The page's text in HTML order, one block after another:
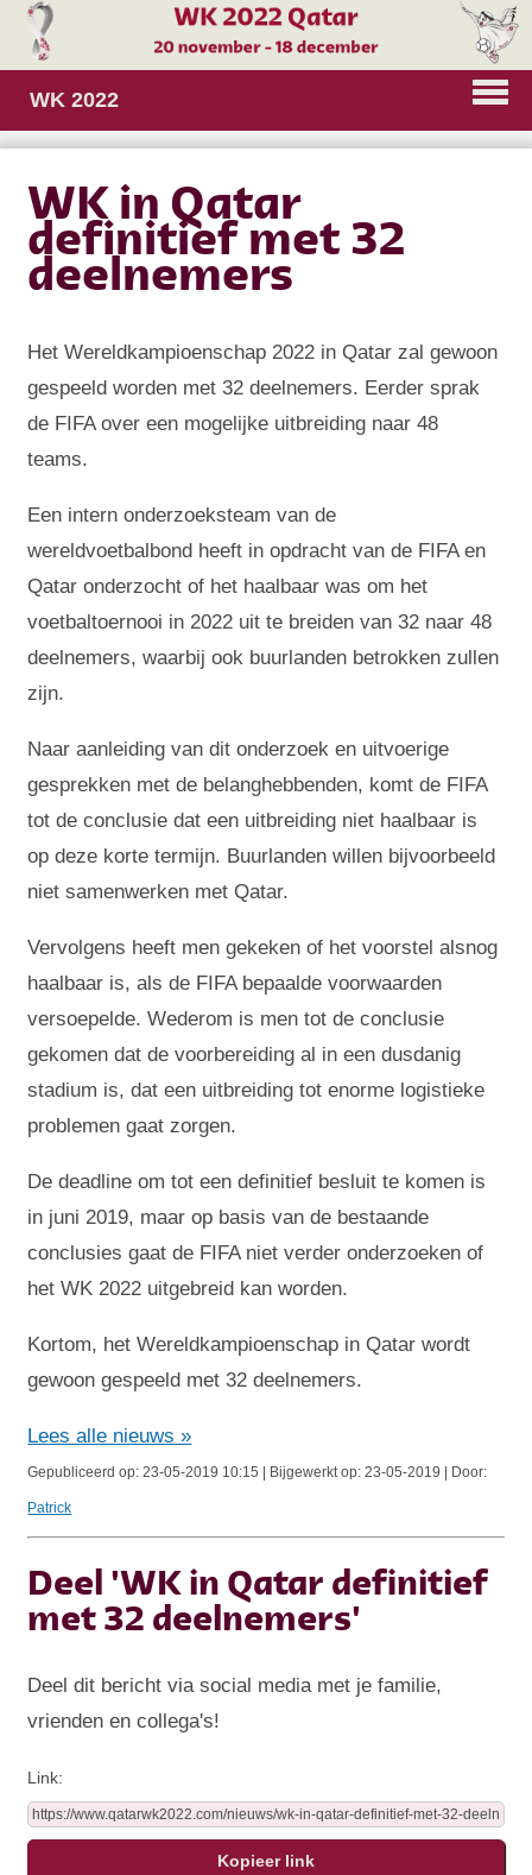
WK 2022
WK in Qatar
definitief met 32
deelnemers
Het Wereldkampioenschap 2022 in Qatar zal gewoon
gespeeld worden met 32 deelnemers. Eerder sprak
de FIFA over een mogelijke uitbreiding naar 48
teams.
Een intern onderzoeksteam van de
wereldvoetbalbond heeft in opdracht van de FIFA en
Qatar onderzocht of het haalbaar was om het
voetbaltoernooi in 2022 uit te breiden van 32 naar 48
deelnemers, waarbij ook buurlanden betrokken zullen
zijn.
Naar aanleiding van dit onderzoek en uitvoerige
gesprekken met de belanghebbenden, komt de FIFA
tot de conclusie dat een uitbreiding niet haalbaar is
op deze korte termijn. Buurlanden willen bijvoorbeeld
niet samenwerken met Qatar.
Vervolgens heeft men gekeken of het voorstel alsnog
haalbaar is, als de FIFA bepaalde voorwaarden
versoepelde. Wederom is men tot de conclusie
gekomen dat de voorbereiding al in een dusdanig
stadium is, dat een uitbreiding tot enorme logistieke
problemen gaat zorgen.
De deadline om tot een definitief besluit te komen is
in juni 2019, maar op basis van de bestaande
conclusies gaat de FIFA niet verder onderzoeken of
het WK 2022 uitgebreid kan worden.
Kortom, het Wereldkampioenschap in Qatar wordt
gewoon gespeeld met 32 deelnemers.
Lees alle nieuws »
Gepubliceerd op: 23-05-2019 10:15 | Bijgewerkt op: 23-05-2019 | Door:
Patrick
Deel 'WK in Qatar definitief
met 32 deelnemers'
Deel dit bericht via social media met je familie,
vrienden en collega's!
Link: